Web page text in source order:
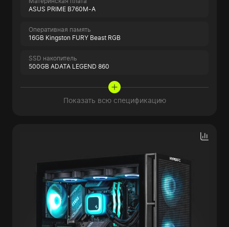
ASUS PRIME B760M-A
Оперативная память
16GB Kingston FURY Beast RGB
SSD накопитель
500GB ADATA LEGEND 860
Показать всю спецификацию